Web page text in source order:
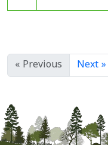
« Previous Next »